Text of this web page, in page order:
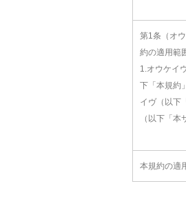
第1条（オ
約の適用範
1.オウケイ
下「本規約
イヴ（以下
（以下「本
本規約の適